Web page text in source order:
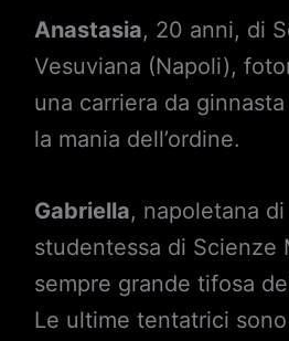
Anastasia, 20 anni, di
Vesuviana (Napoli),
una carriera da
la mania dell’ordine.
Gabriella, napoletana
studentessa di Scienze
sempre grande tifosa
Le ultime tentatrici